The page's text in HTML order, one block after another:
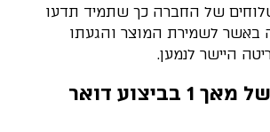
של החברה כך שתמיד תדעו
באשר לשמירת המוצר והגעתו
היישר לנמען.
המקצועיות של מאך 1 בביצוע דואר